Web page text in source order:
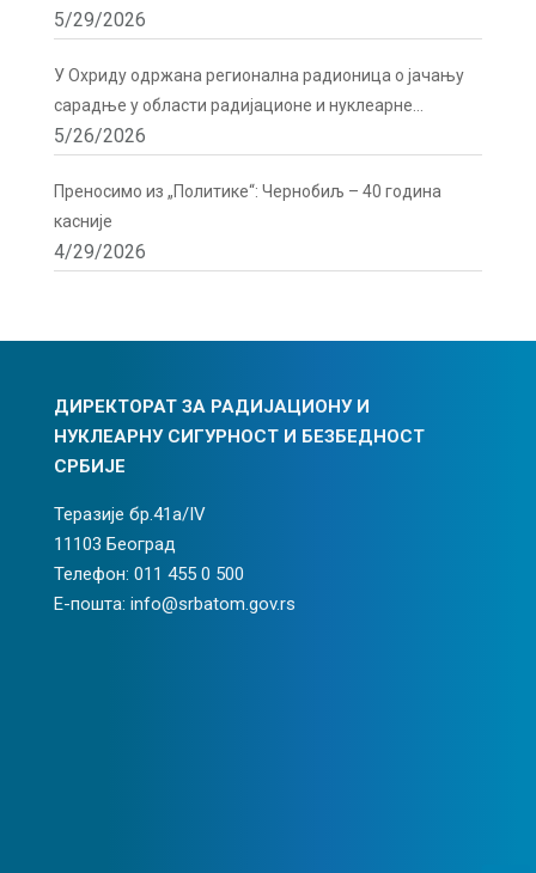
5/29/2026
У Охриду одржана регионална радионица о јачању
сарадње у области радијационе и нуклеарне
сигурности
5/26/2026
Преносимо из „Политике“: Чернобиљ – 40 година
касније
4/29/2026
ДИРЕКТОРАТ ЗА РАДИЈАЦИОНУ И
НУКЛЕАРНУ СИГУРНОСТ И БЕЗБЕДНОСТ
СРБИЈЕ
Теразије бр.41а/IV
11103 Београд
Телефон: 011 455 0 500
Е-пошта: info@srbatom.gov.rs